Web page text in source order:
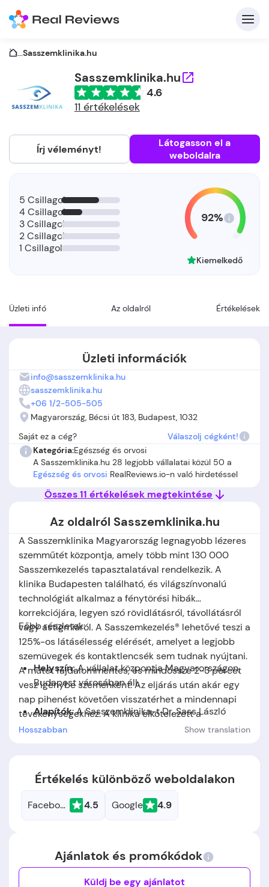
...Sasszemklinika.hu
Sasszemklinika.hu
4.6
11 értékelések
Írj véleményt!
Látogasson el a
weboldalra
Üzleti infó Az oldalról Értékelések
5 Csillagok
4 Csillagok
3 Csillagok
2 Csillagok
1 Csillagok
92%
Kiemelkedő
Üzleti információk
info@sasszemklinika.hu
sasszemklinika.hu
+06 1/2-505-505
Magyarország, Bécsi út 183, Budapest, 1032
Saját ez a cég?
Válaszolj cégként!
Kategória:Egészség és orvosi
A Sasszemklinika.hu 28 legjobb vállalatai közül 50 a
Egészség és orvosi RealReviews.io-n való hirdetéssel
Összes 11 értékelések megtekintése
Az oldalról Sasszemklinika.hu
A Sasszemklinika Magyarország legnagyobb lézeres
szemműtét központja, amely több mint 130 000
Sasszemkezelés tapasztalatával rendelkezik. A
klinika Budapesten található, és világszínvonalú
technológiát alkalmaz a fénytörési hibák
korrekciójára, legyen szó rövidlátásról, távollátásról
vagy astigmiáról. A Sasszemkezelés® lehetővé teszi a
125%-os látásélesség elérését, amelyet a legjobb
szemüvegek és kontaktlencsék sem tudnak nyújtani.
A műtét fájdalommentes, és mindössze 2-3 percet
vesz igénybe szemenként. Az eljárás után akár egy
nap pihenést követően visszatérhet a mindennapi
tevékenységekhez. A klinika elkötelezett a
környezettudatos megoldások mellett, és orvosi
Főbb részletek:
Helyszín:A vállalat központjaMagyarországon,
Budapestvárosában áll.
Alapítók: A Sasszemklinika-t Dr. Sass László
alapította.
Hosszabban Show translation
Értékelés különböző weboldalakon
Facebook 4.5 Google 4.9
Ajánlatok és promókódok
Küldj be egy ajánlatot